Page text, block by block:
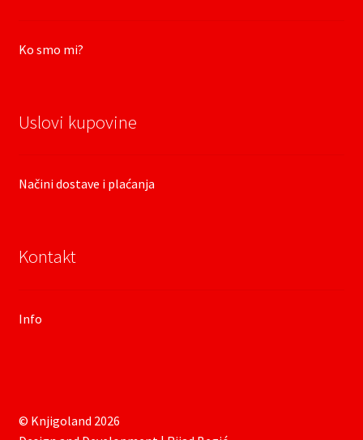
Ko smo mi?
Uslovi kupovine
Načini dostave i plaćanja
Kontakt
Info
© Knjigoland 2026